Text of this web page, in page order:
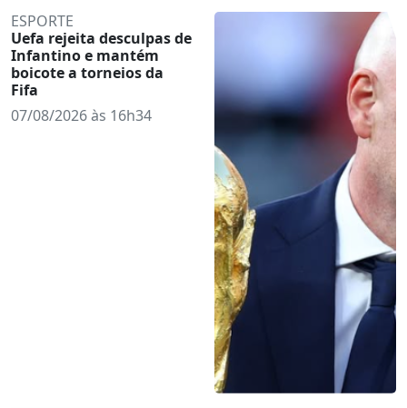
ESPORTE
Uefa rejeita desculpas de
Infantino e mantém
boicote a torneios da
Fifa
07/08/2026 às 16h34